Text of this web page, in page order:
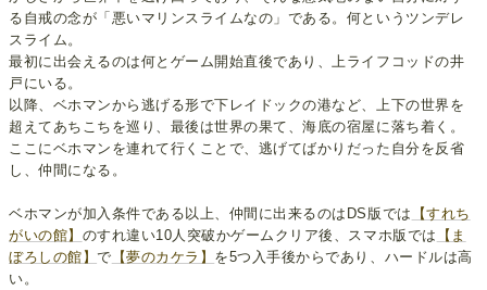
る自戒の念が「悪いマリンスライムなの」である。何というツンデレ
スライム。
最初に出会えるのは何とゲーム開始直後であり、上ライフコッドの井
戸にいる。
以降、ベホマンから逃げる形で下レイドックの港など、上下の世界を
超えてあちこちを巡り、最後は世界の果て、海底の宿屋に落ち着く。
ここにベホマンを連れて行くことで、逃げてばかりだった自分を反省
し、仲間になる。
ベホマンが加入条件である以上、仲間に出来るのはDS版では
【すれち
がいの館】 のすれ違い10人突破かゲームクリア後、スマホ版では
【ま
ぼろしの館】で 【夢のカケラ】 を5つ入手後からであり、ハードルは高
い。